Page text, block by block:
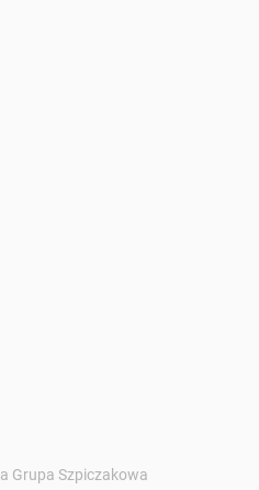
Grupa Szpiczakowa